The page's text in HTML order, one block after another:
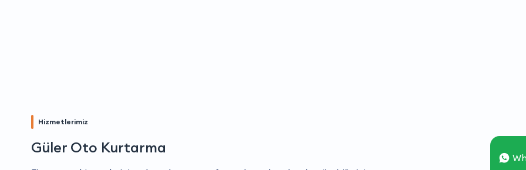
Hizmetlerimiz
Güler Oto Kurtarma